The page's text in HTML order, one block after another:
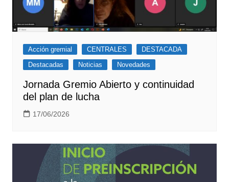
Acción gremial CENTRALES
DESTACADA
Destacadas
Noticias Novedades
Jornada Gremio Abierto y continuidad
del plan de lucha
17/06/2026